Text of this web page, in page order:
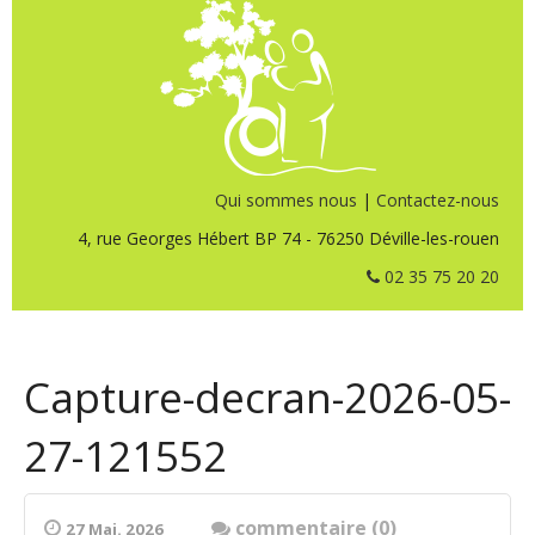
Qui sommes nous | Contactez-nous
4, rue Georges Hébert BP 74 - 76250 Déville-les-rouen
02 35 75 20 20
Capture-decran-2026-05-
27-121552
27 Mai. 2026
commentaire (0)